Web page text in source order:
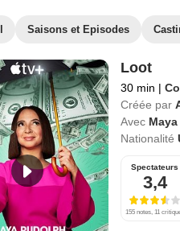
Saisons et Episodes
Loot
30 min |
Créée par
Avec
Nationalité
Spectateurs
3,4
155 notes, 11